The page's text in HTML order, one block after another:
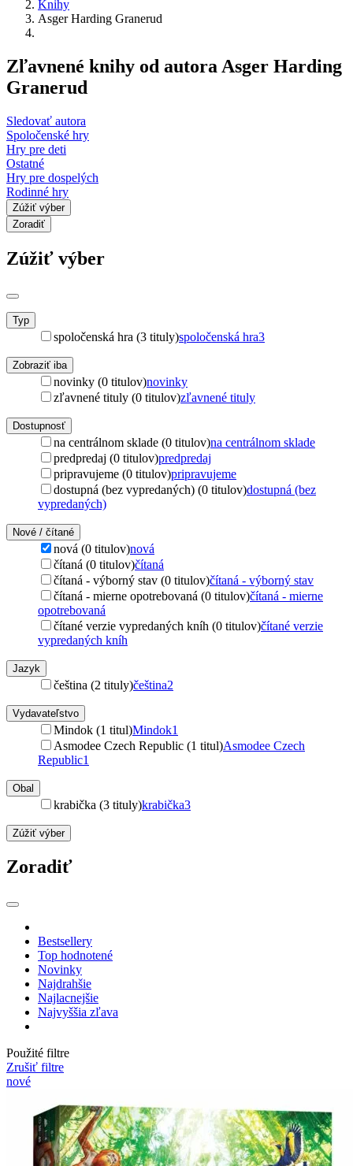
Knihy
Asger Harding Granerud
Zľavnené knihy od autora Asger Harding
Granerud
Sledovať autora
Spoločenské hry
Hry pre deti
Ostatné
Hry pre dospelých
Rodinné hry
Zúžiť výber
Zoradiť
Zúžiť výber
Typ
spoločenská hra (3 tituly)spoločenská hra3
Zobraziť iba
novinky (0 titulov)novinky
zľavnené tituly (0 titulov)zľavnené tituly
Dostupnosť
na centrálnom sklade (0 titulov)na centrálnom sklade
predpredaj (0 titulov)predpredaj
pripravujeme (0 titulov)pripravujeme
dostupná (bez vypredaných) (0 titulov)dostupná (bez
vypredaných)
Nové / čítané
nová (0 titulov)nová
čítaná (0 titulov)čítaná
čítaná - výborný stav (0 titulov)čítaná - výborný stav
čítaná - mierne opotrebovaná (0 titulov)čítaná - mierne
opotrebovaná
čítané verzie vypredaných kníh (0 titulov)čítané verzie
vypredaných kníh
Jazyk
čeština (2 tituly)čeština2
Vydavateľstvo
Mindok (1 titul)Mindok1
Asmodee Czech Republic (1 titul)Asmodee Czech
Republic1
Obal
krabička (3 tituly)krabička3
Zúžiť výber
Zoradiť
Bestsellery
Top hodnotené
Novinky
Najdrahšie
Najlacnejšie
Najvyššia zľava
Použité filtre
Zrušiť filtre
nové